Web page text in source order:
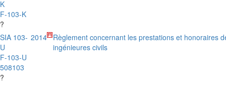
K
F-103-K
?
SIA 103-
U
F-103-U
508103
?
2014
Règlement concernant les prestations et honoraires
ingénieures civils